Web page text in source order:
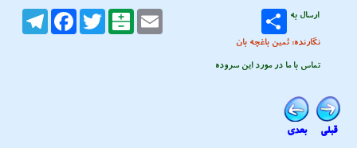
ارسال به TelegramFacebookTwitterBalatarinEmail
نگارنده: ثمین باغچه بان
تماس با ما در مورد این سروده
قبلی بعدی